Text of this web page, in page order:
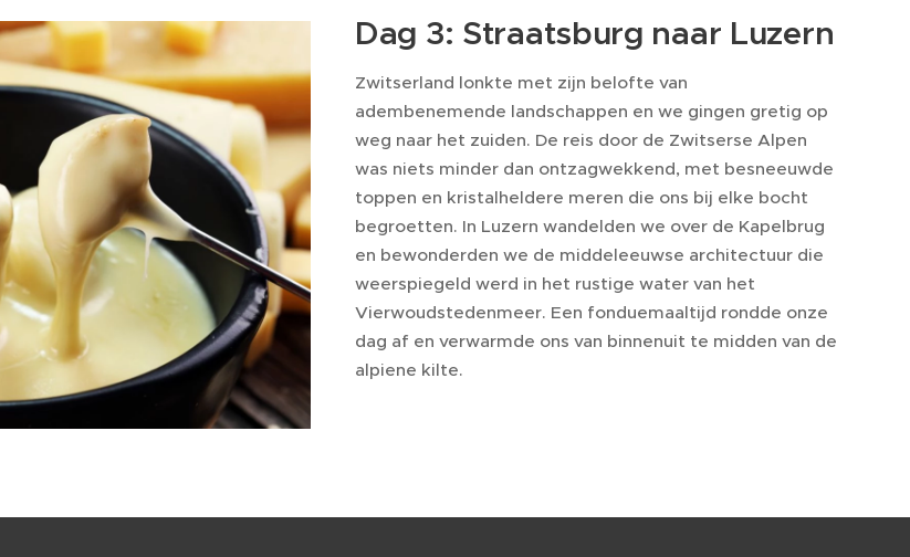
Dag 3: Straatsburg naar Luzern
Zwitserland lonkte met zijn belofte van
adembenemende landschappen en we gingen gretig op
weg naar het zuiden. De reis door de Zwitserse Alpen
was niets minder dan ontzagwekkend, met besneeuwde
toppen en kristalheldere meren die ons bij elke bocht
begroetten. In Luzern wandelden we over de Kapelbrug
en bewonderden we de middeleeuwse architectuur die
weerspiegeld werd in het rustige water van het
Vierwoudstedenmeer. Een fonduemaaltijd rondde onze
dag af en verwarmde ons van binnenuit te midden van de
alpiene kilte.